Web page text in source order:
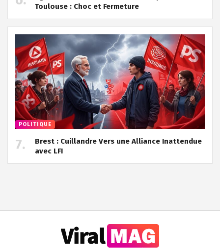
Toulouse : Choc et Fermeture
POLITIQUE
Brest : Cuillandre Vers une Alliance Inattendue
avec LFI